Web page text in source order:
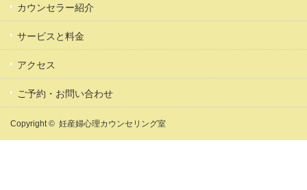
カウンセラー紹介
サービスと料金
アクセス
ご予約・お問い合わせ
Copyright © 妊産婦心理カウンセリング室